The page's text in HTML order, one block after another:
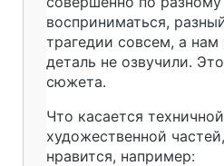
восприниматься,
трагедии совсем, а
деталь не озвучили.
сюжета.
Что касается
художественной
нравится, например: